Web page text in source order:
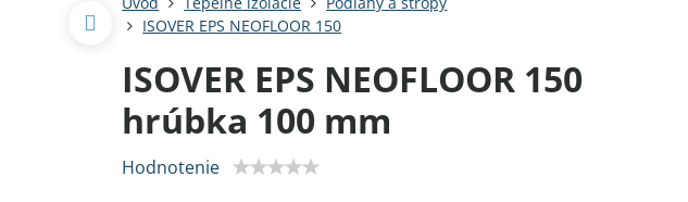
ISOVER EPS NEOFLOOR 150
ISOVER EPS NEOFLOOR 150
hrúbka 100 mm
Hodnotenie